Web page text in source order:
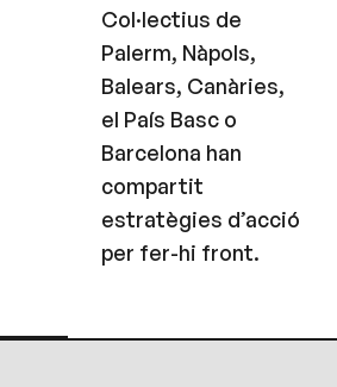
Col·lectius de
Palerm, Nàpols,
Balears, Canàries,
el País Basc o
Barcelona han
compartit
estratègies d’acció
per fer-hi front.